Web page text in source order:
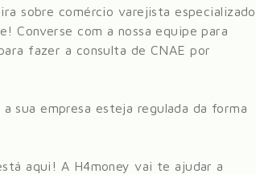
sobre comércio varejista especializado
Converse com a nossa equipe para
fazer a consulta de CNAE por
sua empresa esteja regulada da forma
aqui! A H4money vai te ajudar a